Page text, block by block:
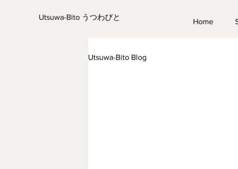
Utsuwa-Bito うつわびと
Home
Utsuwa-Bito Blog